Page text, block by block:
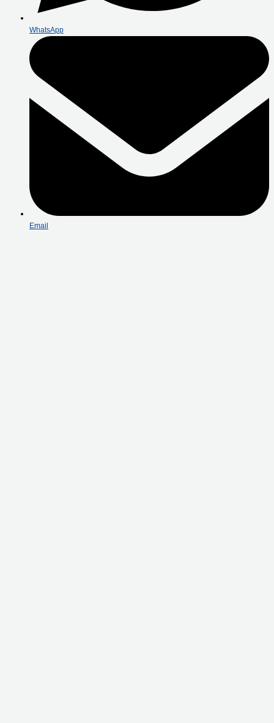
WhatsApp
Email